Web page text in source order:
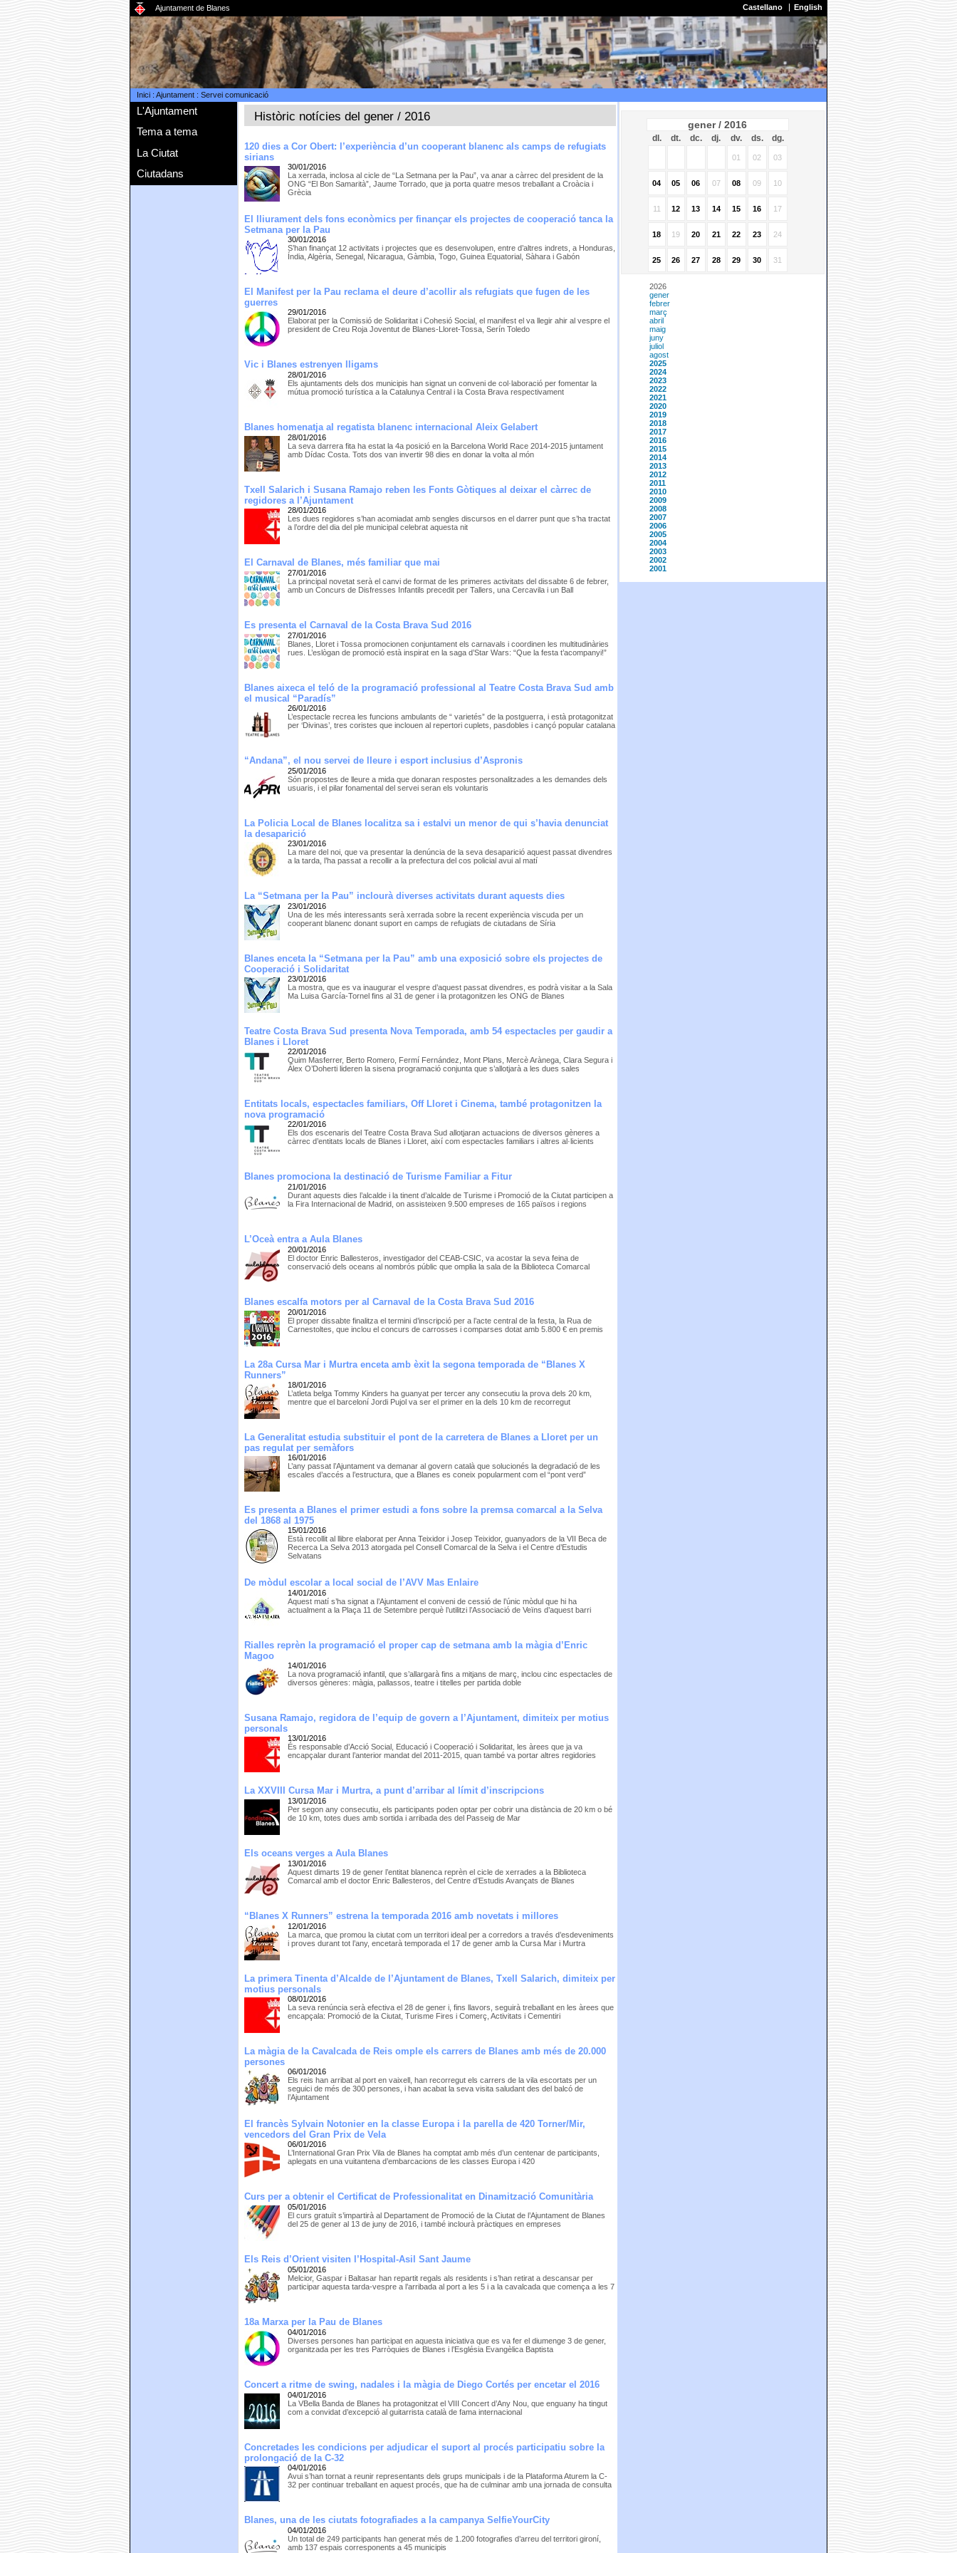
Ajuntament de Blanes Castellano English
Inici: Ajuntament: Servei comunicació
L'Ajuntament
Tema a tema
La Ciutat
Ciutadans
Històric notícies del gener / 2016
120 dies a Cor Obert: l’experiència d’un cooperant blanenc als camps de refugiats
sirians
30/01/2016
La xerrada, inclosa al cicle de “La Setmana per la Pau”, va anar a càrrec del president de la
ONG “El Bon Samarità”, Jaume Torrado, que ja porta quatre mesos treballant a Croàcia i
Grècia
El lliurament dels fons econòmics per finançar els projectes de cooperació tanca la
Setmana per la Pau
30/01/2016
S’han finançat 12 activitats i projectes que es desenvolupen, entre d’altres indrets, a Honduras,
Índia, Algèria, Senegal, Nicaragua, Gàmbia, Togo, Guinea Equatorial, Sàhara i Gabón
El Manifest per la Pau reclama el deure d’acollir als refugiats que fugen de les
guerres
29/01/2016
Elaborat per la Comissió de Solidaritat i Cohesió Social, el manifest el va llegir ahir al vespre el
president de Creu Roja Joventut de Blanes-Lloret-Tossa, Serín Toledo
Vic i Blanes estrenyen lligams
28/01/2016
Els ajuntaments dels dos municipis han signat un conveni de col·laboració per fomentar la
mútua promoció turística a la Catalunya Central i la Costa Brava respectivament
Blanes homenatja al regatista blanenc internacional Aleix Gelabert
28/01/2016
La seva darrera fita ha estat la 4a posició en la Barcelona World Race 2014-2015 juntament
amb Dídac Costa. Tots dos van invertir 98 dies en donar la volta al món
Txell Salarich i Susana Ramajo reben les Fonts Gòtiques al deixar el càrrec de
regidores a l’Ajuntament
28/01/2016
Les dues regidores s’han acomiadat amb sengles discursos en el darrer punt que s’ha tractat
a l’ordre del dia del ple municipal celebrat aquesta nit
El Carnaval de Blanes, més familiar que mai
27/01/2016
La principal novetat serà el canvi de format de les primeres activitats del dissabte 6 de febrer,
amb un Concurs de Disfresses Infantils precedit per Tallers, una Cercavila i un Ball
Es presenta el Carnaval de la Costa Brava Sud 2016
27/01/2016
Blanes, Lloret i Tossa promocionen conjuntament els carnavals i coordinen les multitudinàries
rues. L’eslògan de promoció està inspirat en la saga d’Star Wars: “Que la festa t’acompanyi!”
Blanes aixeca el teló de la programació professional al Teatre Costa Brava Sud amb
el musical “Paradís”
26/01/2016
L’espectacle recrea les funcions ambulants de “ varietés” de la postguerra, i està protagonitzat
per ‘Divinas’, tres coristes que inclouen al repertori cuplets, pasdobles i cançó popular catalana
“Andana”, el nou servei de lleure i esport inclusius d’Aspronis
25/01/2016
Són propostes de lleure a mida que donaran respostes personalitzades a les demandes dels
usuaris, i el pilar fonamental del servei seran els voluntaris
La Policia Local de Blanes localitza sa i estalvi un menor de qui s’havia denunciat
la desaparició
23/01/2016
La mare del noi, que va presentar la denúncia de la seva desaparició aquest passat divendres
a la tarda, l’ha passat a recollir a la prefectura del cos policial avui al matí
La “Setmana per la Pau” inclourà diverses activitats durant aquests dies
23/01/2016
Una de les més interessants serà xerrada sobre la recent experiència viscuda per un
cooperant blanenc donant suport en camps de refugiats de ciutadans de Síria
Blanes enceta la “Setmana per la Pau” amb una exposició sobre els projectes de
Cooperació i Solidaritat
23/01/2016
La mostra, que es va inaugurar el vespre d’aquest passat divendres, es podrà visitar a la Sala
Ma Luisa García-Tornel fins al 31 de gener i la protagonitzen les ONG de Blanes
Teatre Costa Brava Sud presenta Nova Temporada, amb 54 espectacles per gaudir a
Blanes i Lloret
22/01/2016
Quim Masferrer, Berto Romero, Fermí Fernández, Mont Plans, Mercè Arànega, Clara Segura i
Àlex O’Doherti lideren la sisena programació conjunta que s’allotjarà a les dues sales
Entitats locals, espectacles familiars, Off Lloret i Cinema, també protagonitzen la
nova programació
22/01/2016
Els dos escenaris del Teatre Costa Brava Sud allotjaran actuacions de diversos gèneres a
càrrec d’entitats locals de Blanes i Lloret, així com espectacles familiars i altres al·licients
Blanes promociona la destinació de Turisme Familiar a Fitur
21/01/2016
Durant aquests dies l’alcalde i la tinent d’alcalde de Turisme i Promoció de la Ciutat participen a
la Fira Internacional de Madrid, on assisteixen 9.500 empreses de 165 països i regions
L’Oceà entra a Aula Blanes
20/01/2016
El doctor Enric Ballesteros, investigador del CEAB-CSIC, va acostar la seva feina de
conservació dels oceans al nombrós públic que omplia la sala de la Biblioteca Comarcal
Blanes escalfa motors per al Carnaval de la Costa Brava Sud 2016
20/01/2016
El proper dissabte finalitza el termini d’inscripció per a l’acte central de la festa, la Rua de
Carnestoltes, que inclou el concurs de carrosses i comparses dotat amb 5.800 € en premis
La 28a Cursa Mar i Murtra enceta amb èxit la segona temporada de “Blanes X
Runners”
18/01/2016
L’atleta belga Tommy Kinders ha guanyat per tercer any consecutiu la prova dels 20 km,
mentre que el barceloní Jordi Pujol va ser el primer en la dels 10 km de recorregut
La Generalitat estudia substituir el pont de la carretera de Blanes a Lloret per un
pas regulat per semàfors
16/01/2016
L’any passat l’Ajuntament va demanar al govern català que solucionés la degradació de les
escales d’accés a l’estructura, que a Blanes es coneix popularment com el “pont verd”
Es presenta a Blanes el primer estudi a fons sobre la premsa comarcal a la Selva
del 1868 al 1975
15/01/2016
Està recollit al llibre elaborat per Anna Teixidor i Josep Teixidor, guanyadors de la VII Beca de
Recerca La Selva 2013 atorgada pel Consell Comarcal de la Selva i el Centre d’Estudis
Selvatans
De mòdul escolar a local social de l’AVV Mas Enlaire
14/01/2016
Aquest matí s’ha signat a l’Ajuntament el conveni de cessió de l’únic mòdul que hi ha
actualment a la Plaça 11 de Setembre perquè l’utilitzi l’Associació de Veïns d’aquest barri
Rialles reprèn la programació el proper cap de setmana amb la màgia d’Enric
Magoo
14/01/2016
La nova programació infantil, que s’allargarà fins a mitjans de març, inclou cinc espectacles de
diversos gèneres: màgia, pallassos, teatre i titelles per partida doble
Susana Ramajo, regidora de l’equip de govern a l’Ajuntament, dimiteix per motius
personals
13/01/2016
És responsable d’Acció Social, Educació i Cooperació i Solidaritat, les àrees que ja va
encapçalar durant l’anterior mandat del 2011-2015, quan també va portar altres regidories
La XXVIII Cursa Mar i Murtra, a punt d’arribar al límit d’inscripcions
13/01/2016
Per segon any consecutiu, els participants poden optar per cobrir una distància de 20 km o bé
de 10 km, totes dues amb sortida i arribada des del Passeig de Mar
Els oceans verges a Aula Blanes
13/01/2016
Aquest dimarts 19 de gener l’entitat blanenca reprèn el cicle de xerrades a la Biblioteca
Comarcal amb el doctor Enric Ballesteros, del Centre d’Estudis Avançats de Blanes
“Blanes X Runners” estrena la temporada 2016 amb novetats i millores
12/01/2016
La marca, que promou la ciutat com un territori ideal per a corredors a través d’esdeveniments
i proves durant tot l’any, encetarà temporada el 17 de gener amb la Cursa Mar i Murtra
La primera Tinenta d’Alcalde de l’Ajuntament de Blanes, Txell Salarich, dimiteix per
motius personals
08/01/2016
La seva renúncia serà efectiva el 28 de gener i, fins llavors, seguirà treballant en les àrees que
encapçala: Promoció de la Ciutat, Turisme Fires i Comerç, Activitats i Cementiri
La màgia de la Cavalcada de Reis omple els carrers de Blanes amb més de 20.000
persones
06/01/2016
Els reis han arribat al port en vaixell, han recorregut els carrers de la vila escortats per un
seguici de més de 300 persones, i han acabat la seva visita saludant des del balcó de
l’Ajuntament
El francès Sylvain Notonier en la classe Europa i la parella de 420 Torner/Mir,
vencedors del Gran Prix de Vela
06/01/2016
L’International Gran Prix Vila de Blanes ha comptat amb més d’un centenar de participants,
aplegats en una vuitantena d’embarcacions de les classes Europa i 420
Curs per a obtenir el Certificat de Professionalitat en Dinamització Comunitària
05/01/2016
El curs gratuït s’impartirà al Departament de Promoció de la Ciutat de l’Ajuntament de Blanes
del 25 de gener al 13 de juny de 2016, i també inclourà pràctiques en empreses
Els Reis d’Orient visiten l’Hospital-Asil Sant Jaume
05/01/2016
Melcior, Gaspar i Baltasar han repartit regals als residents i s’han retirat a descansar per
participar aquesta tarda-vespre a l’arribada al port a les 5 i a la cavalcada que comença a les 7
18a Marxa per la Pau de Blanes
04/01/2016
Diverses persones han participat en aquesta iniciativa que es va fer el diumenge 3 de gener,
organitzada per les tres Parròquies de Blanes i l’Església Evangèlica Baptista
Concert a ritme de swing, nadales i la màgia de Diego Cortés per encetar el 2016
04/01/2016
La VBella Banda de Blanes ha protagonitzat el VIII Concert d’Any Nou, que enguany ha tingut
com a convidat d’excepció al guitarrista català de fama internacional
Concretades les condicions per adjudicar el suport al procés participatiu sobre la
prolongació de la C-32
04/01/2016
Avui s’han tornat a reunir representants dels grups municipals i de la Plataforma Aturem la C-
32 per continuar treballant en aquest procés, que ha de culminar amb una jornada de consulta
Blanes, una de les ciutats fotografiades a la campanya SelfieYourCity
04/01/2016
Un total de 249 participants han generat més de 1.200 fotografies d’arreu del territori gironí,
amb 137 espais corresponents a 45 municipis
gener / 2016
dl. dt. dc. dj. dv. ds. dg.
01 02 03
04 05 06 07 08 09 10
11 12 13 14 15 16 17
18 19 20 21 22 23 24
25 26 27 28 29 30 31
2026
gener
febrer
març
abril
maig
juny
juliol
agost
2025
2024
2023
2022
2021
2020
2019
2018
2017
2016
2015
2014
2013
2012
2011
2010
2009
2008
2007
2006
2005
2004
2003
2002
2001